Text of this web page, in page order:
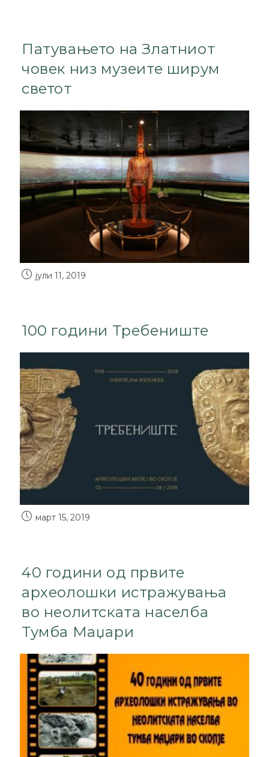
Патувањето на Златниот
човек низ музеите ширум
светот
јули 11, 2019
100 години Требениште
март 15, 2019
40 години од првите
археолошки истражувања
во неолитската населба
Тумба Маџари